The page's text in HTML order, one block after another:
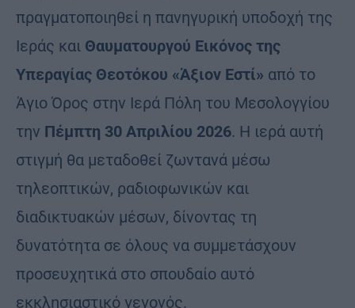
πραγματοποιηθεί η πανηγυρική υποδοχή της
Ιεράς και Θαυματουργού Εικόνος της
Υπεραγίας Θεοτόκου «Άξιον Εστί» από το
Άγιο Όρος στην Ιερά Πόλη του Μεσολογγίου
την Πέμπτη 30 Απριλίου 2026. Η ιερά αυτή
στιγμή θα μεταδοθεί ζωντανά μέσω
τηλεοπτικών, ραδιοφωνικών και
διαδικτυακών μέσων, δίνοντας τη
δυνατότητα σε όλους να συμμετάσχουν
προσευχητικά στο σπουδαίο αυτό
εκκλησιαστικό γεγονός.